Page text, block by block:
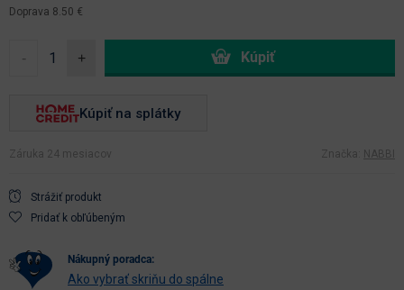
Doprava 8.50 €
- +
Kúpiť na splátky
Záruka 24 mesiacov Značka: NABBI
Strážiť produkt
Pridať k obľúbeným
nákupný poradca:
Ako vybrať skriňu do spálne